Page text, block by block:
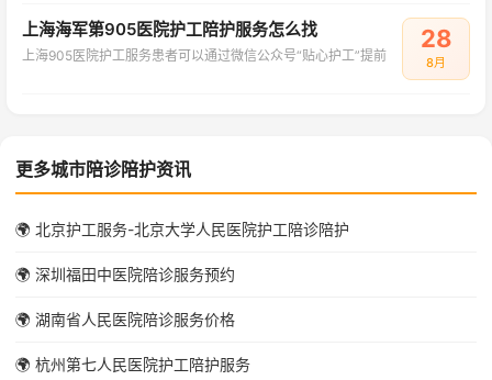
上海海军第905医院护工陪护服务怎么找
上海905医院护工服务患者可以通过微信公众号“贴心护工”提前
28
8月
更多城市陪诊陪护资讯
🌍 北京护工服务-北京大学人民医院护工陪诊陪护
🌍 深圳福田中医院陪诊服务预约
🌍 湖南省人民医院陪诊服务价格
🌍 杭州第七人民医院护工陪护服务